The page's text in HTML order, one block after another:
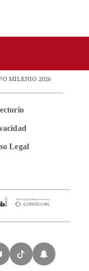
MILENIO 2026
Legal